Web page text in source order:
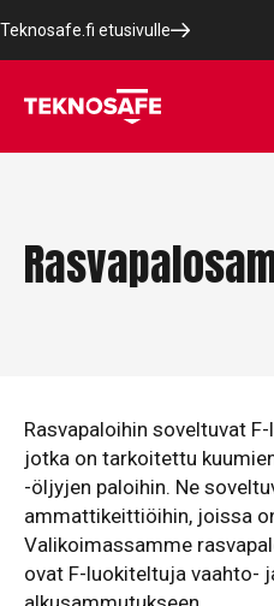
Teknosafe.fi etusivulle
Rasvapaloihin soveltuvat
jotka on tarkoitettu
-öljyjen paloihin. Ne
ammattikeittiöihin, joissa
Valikoimassamme
ovat F-luokiteltuja vaahto-